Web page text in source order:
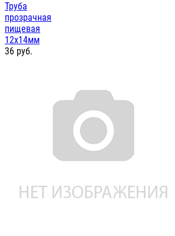
Труба
прозрачная
пищевая
12х14мм
36 руб.